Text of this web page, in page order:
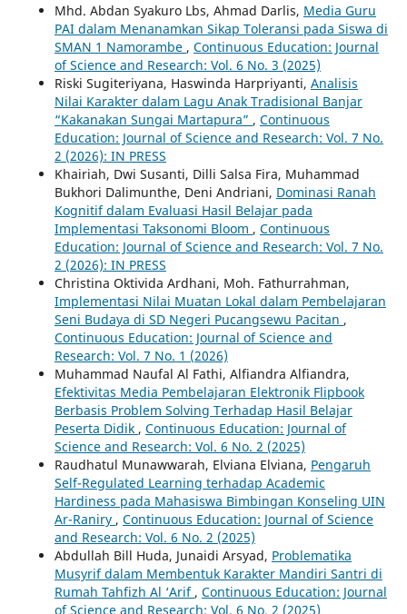
Mhd. Abdan Syakuro Lbs, Ahmad Darlis, Media Guru
PAI dalam Menanamkan Sikap Toleransi pada Siswa di
SMAN 1 Namorambe , Continuous Education: Journal
of Science and Research: Vol. 6 No. 3 (2025)
Riski Sugiteriyana, Haswinda Harpriyanti, Analisis
Nilai Karakter dalam Lagu Anak Tradisional Banjar
“Kakanakan Sungai Martapura” , Continuous
Education: Journal of Science and Research: Vol. 7 No.
2 (2026): IN PRESS
Khairiah, Dwi Susanti, Dilli Salsa Fira, Muhammad
Bukhori Dalimunthe, Deni Andriani, Dominasi Ranah
Kognitif dalam Evaluasi Hasil Belajar pada
Implementasi Taksonomi Bloom , Continuous
Education: Journal of Science and Research: Vol. 7 No.
2 (2026): IN PRESS
Christina Oktivida Ardhani, Moh. Fathurrahman,
Implementasi Nilai Muatan Lokal dalam Pembelajaran
Seni Budaya di SD Negeri Pucangsewu Pacitan ,
Continuous Education: Journal of Science and
Research: Vol. 7 No. 1 (2026)
Muhammad Naufal Al Fathi, Alfiandra Alfiandra,
Efektivitas Media Pembelajaran Elektronik Flipbook
Berbasis Problem Solving Terhadap Hasil Belajar
Peserta Didik , Continuous Education: Journal of
Science and Research: Vol. 6 No. 2 (2025)
Raudhatul Munawwarah, Elviana Elviana, Pengaruh
Self-Regulated Learning terhadap Academic
Hardiness pada Mahasiswa Bimbingan Konseling UIN
Ar-Raniry , Continuous Education: Journal of Science
and Research: Vol. 6 No. 2 (2025)
Abdullah Bill Huda, Junaidi Arsyad, Problematika
Musyrif dalam Membentuk Karakter Mandiri Santri di
Rumah Tahfizh Al ‘Arif , Continuous Education: Journal
of Science and Research: Vol. 6 No. 2 (2025)